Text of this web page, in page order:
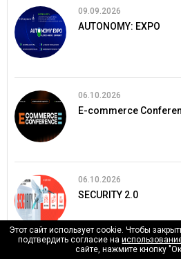
09.09.2026
AUTONOMY: EXPO
06.10.2026
E-commerce
06.10.2026
SECURITY 2.0
Этот сайт использует cookie. Чтобы
подтвердить согласие на
сайте, нажмите кнопку